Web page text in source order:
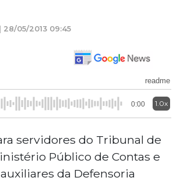
05/2013 09:45
readme
0:00 1.0x
servidores do Tribunal de
Público de Contas e
da Defensoria